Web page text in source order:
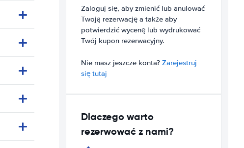
Zaloguj się, aby zmienić lub anulować
Twoją rezerwację a także aby
potwierdzić wycenę lub wydrukować
Twój kupon rezerwacyjny.
Nie masz jeszcze konta? Zarejestruj
się tutaj
Dlaczego warto
rezerwować z nami?